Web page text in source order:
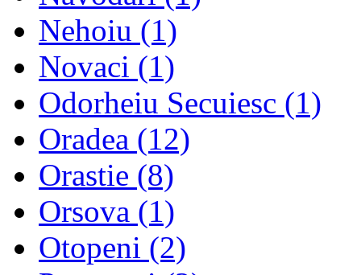
Nehoiu (1)
Novaci (1)
Odorheiu Secuiesc (1)
Oradea (12)
Orastie (8)
Orsova (1)
Otopeni (2)